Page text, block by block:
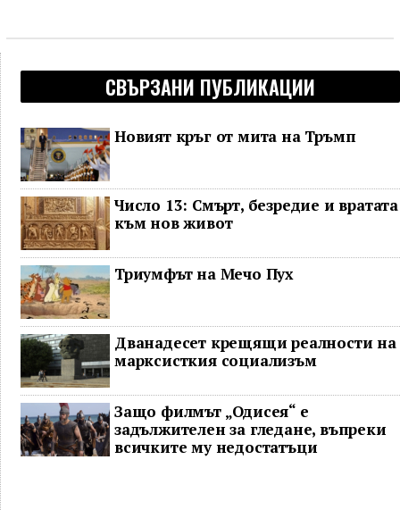
СВЪРЗАНИ ПУБЛИКАЦИИ
Новият кръг от мита на Тръмп
Число 13: Смърт, безредие и вратата
към нов живот
Триумфът на Мечо Пух
Дванадесет крещящи реалности на
марксисткия социализъм
Защо филмът „Одисея“ е
задължителен за гледане, въпреки
всичките му недостатъци